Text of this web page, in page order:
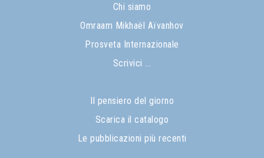
Chi siamo
Omraam Mikhaël Aïvanhov
Prosveta Internazionale
Scrivici ...
Il pensiero del giorno
Scarica il catalogo
Le pubblicazioni più recenti